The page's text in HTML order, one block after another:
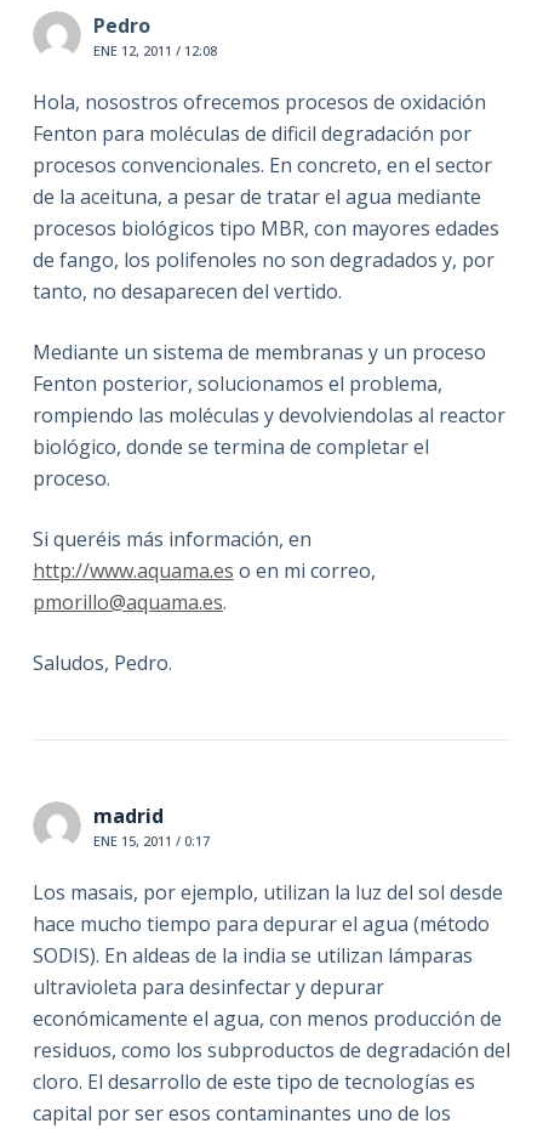
Pedro
ENE 12, 2011 / 12:08
Hola, nosostros ofrecemos procesos de oxidación
Fenton para moléculas de dificil degradación por
procesos convencionales. En concreto, en el sector
de la aceituna, a pesar de tratar el agua mediante
procesos biológicos tipo MBR, con mayores edades
de fango, los polifenoles no son degradados y, por
tanto, no desaparecen del vertido.
Mediante un sistema de membranas y un proceso
Fenton posterior, solucionamos el problema,
rompiendo las moléculas y devolviendolas al reactor
biológico, donde se termina de completar el
proceso.
Si queréis más información, en
http://www.aquama.es o en mi correo,
pmorillo@aquama.es.
Saludos, Pedro.
madrid
ENE 15, 2011 / 0:17
Los masais, por ejemplo, utilizan la luz del sol desde
hace mucho tiempo para depurar el agua (método
SODIS). En aldeas de la india se utilizan lámparas
ultravioleta para desinfectar y depurar
económicamente el agua, con menos producción de
residuos, como los subproductos de degradación del
cloro. El desarrollo de este tipo de tecnologías es
capital por ser esos contaminantes uno de los